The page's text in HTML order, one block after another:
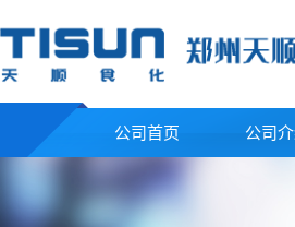
公司首页 公司